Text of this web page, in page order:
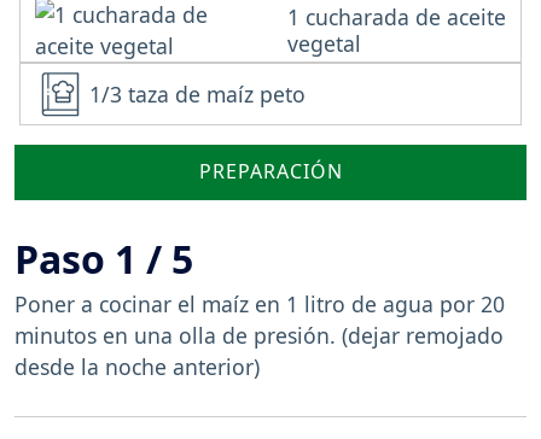
1 cucharada de aceite
vegetal
1/3 taza de maíz peto
PREPARACIÓN
Paso 1 / 5
Poner a cocinar el maíz en 1 litro de agua por 20
minutos en una olla de presión. (dejar remojado
desde la noche anterior)